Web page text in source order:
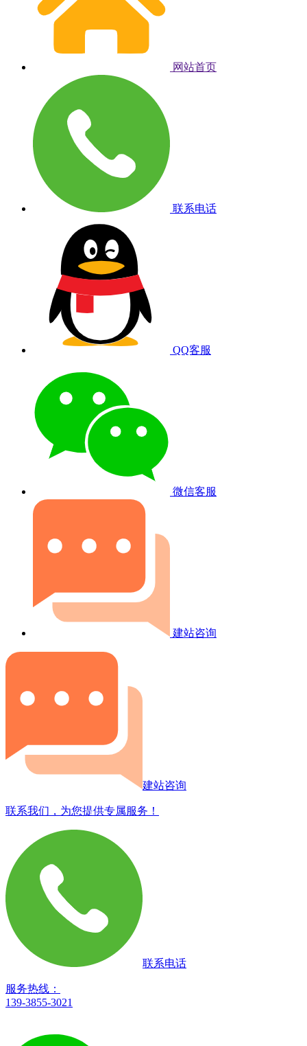
网站首页
联系电话
QQ客服
微信客服
建站咨询
建站咨询
联系我们，为您提供专属服务！
联系电话
服务热线：
139-3855-3021